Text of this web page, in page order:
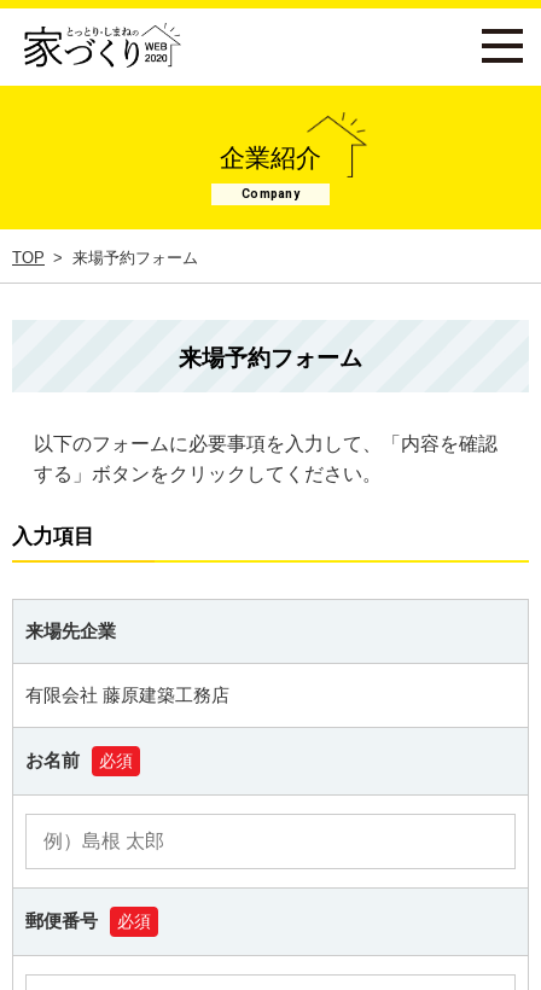
企業紹介
Company
TOP 来場予約フォーム
来場予約フォーム
以下のフォームに必要事項を入力して、「内容を確認
する」ボタンをクリックしてください。
入力項目
来場先企業
有限会社 藤原建築工務店
お名前 必須
郵便番号 必須